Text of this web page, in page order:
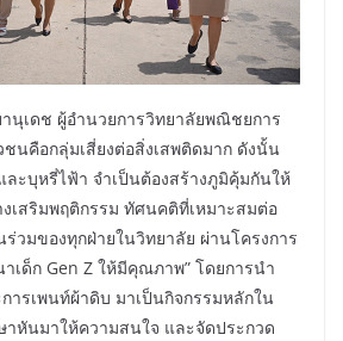
นุเดช ผู้อำนวยการวิทยาลัยพณิชยการ
ชนคือกลุ่มเสี่ยงต่อสิ่งเสพติดมาก ดังนั้น
ะบุหรี่ไฟ้า จำเป็นต้องสร้างภูมิคุ้มกันให้
เสริมพฤติกรรม ทัศนคติที่เหมาะสมต่อ
วมของทุกฝ่ายในวิทยาลัย ผ่านโครงการ
เด็ก Gen Z ให้มีคุณภาพ” โดยการนำ
ารเพนท์ผ้าดิบ มาเป็นกิจกรรมหลักใน
หันมาให้ความสนใจ และจัดประกวด